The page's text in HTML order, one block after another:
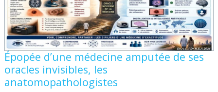
Épopée d’une médecine amputée de ses
oracles invisibles, les
anatomopathologistes